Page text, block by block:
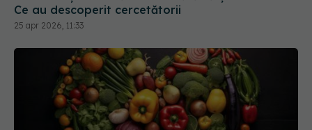
Ce au descoperit cercetătorii
25 apr 2026, 11:33